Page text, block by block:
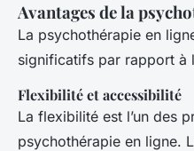
Avantages de la
La psychothérapie en
significatifs par rapport à
Flexibilité et accessibilité
La flexibilité est l’un des
psychothérapie en ligne.